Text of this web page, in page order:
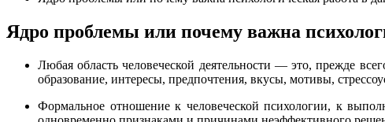
Ядро проблемы или почему важна
Любая область человеческой деятельности — это, прежде
образование, интересы, предпочтения, вкусы, мотивы,
Формальное отношение к человеческой психологии, к